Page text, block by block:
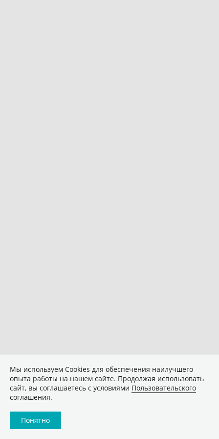
Мы используем Сookies для обеспечения наилучшего
опыта работы на нашем сайте. Продолжая использовать
сайт, вы соглашаетесь с условиями Пользовательского
соглашения.
Понятно